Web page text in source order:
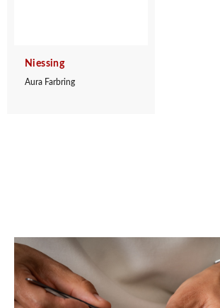
Niessing
Aura Farbring